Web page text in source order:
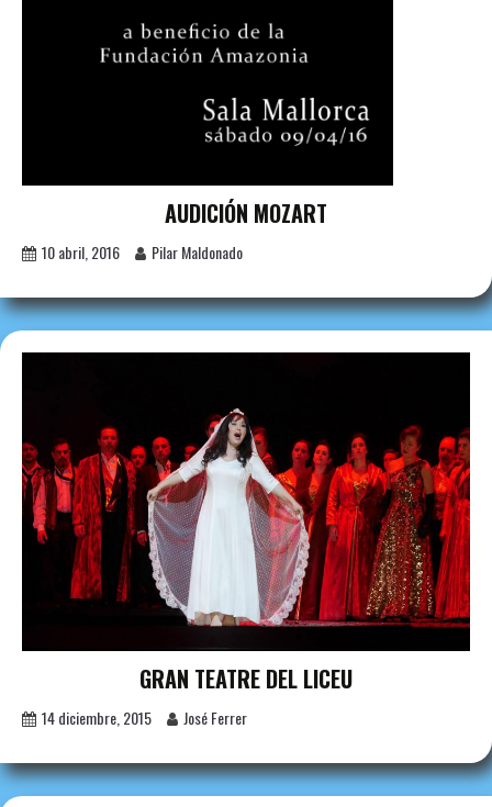
AUDICIÓN MOZART
10 abril, 2016 Pilar Maldonado
GRAN TEATRE DEL LICEU
14 diciembre, 2015 José Ferrer